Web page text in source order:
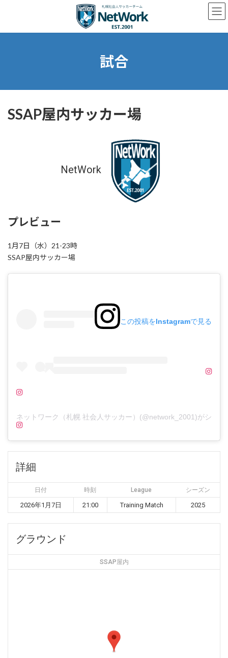
ン
ー
試合
SSAP屋内サッカー場
NetWork
プレビュー
1月7日（水）21-23時
SSAP屋内サッカー場
この投稿をInstagramで見る
ネットワーク（札幌 社会人サッカー）(@network_2001)がシェア
詳細
日付 時刻 League シーズン
2026年1月7日 21:00 Training Match 2025
グラウンド
SSAP屋内